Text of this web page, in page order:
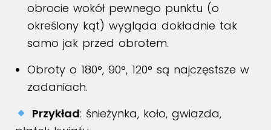
obrocie wokół pewnego punktu (o
określony kąt) wygląda dokładnie tak
samo jak przed obrotem.
Obroty o 180°, 90°, 120° są najczęstsze w
zadaniach.
Przykład: śnieżynka, koło, gwiazda,